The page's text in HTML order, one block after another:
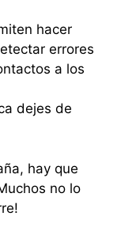
hacer
errores
a los
dejes de
hay que
no lo